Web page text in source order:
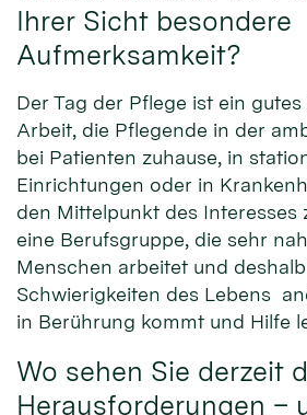
Ihrer Sicht besondere
Aufmerksamkeit?
Der Tag der Pflege ist ein
Arbeit, die Pflegende in der
bei Patienten zuhause, in
Einrichtungen oder in
den Mittelpunkt des Interesses
eine Berufsgruppe, die sehr
Menschen arbeitet und
Schwierigkeiten des Lebens
in Berührung kommt und Hilfe
Wo sehen Sie derzeit
Herausforderungen –